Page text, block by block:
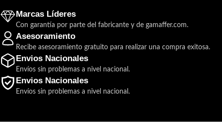
Marcas Líderes
Con garantía por parte del fabricante y de gamaffer.com.
Asesoramiento
Recibe asesoramiento gratuito para realizar una compra exitosa.
Envios Nacionales
Envíos sin problemas a nivel nacional.
Envios Nacionales
Envíos sin problemas a nivel nacional.